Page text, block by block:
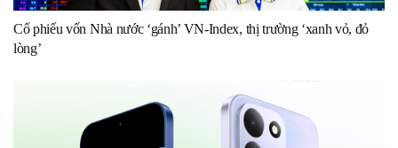
Cổ phiếu vốn Nhà nước ‘gánh’ VN-Index, thị trường ‘xanh vỏ, đỏ
lòng’